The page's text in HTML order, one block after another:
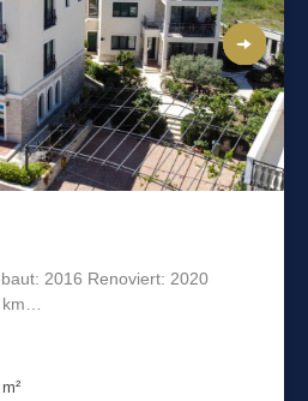
2016 Renoviert: 2020
m²